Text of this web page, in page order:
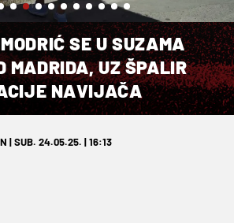
SE U SUZAMA
MADRIDA, UZ ŠPALIR
NAVIJAČA
| SUB. 24.05.25. | 16:13